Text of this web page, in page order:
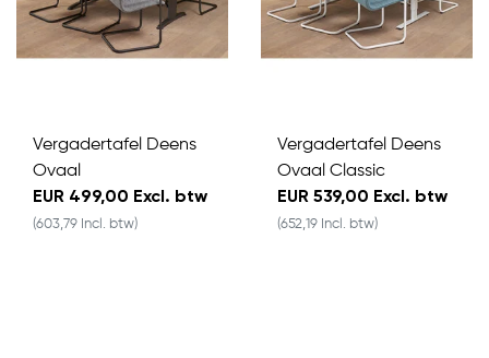
Vergadertafel Deens
Ovaal
EUR 499,00 Excl. btw
(603,79 Incl. btw)
Vergadertafel Deens
Ovaal Classic
EUR 539,00 Excl. btw
(652,19 Incl. btw)